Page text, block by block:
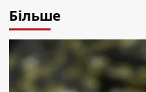
Більше